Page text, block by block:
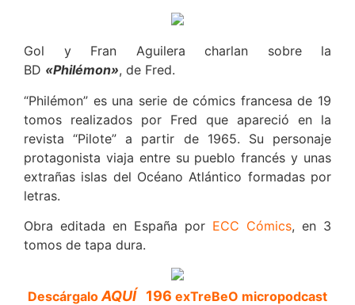
Gol y Fran Aguilera charlan sobre la
BD «Philémon», de Fred.
“Philémon” es una serie de cómics francesa de 19
tomos realizados por Fred que apareció en la
revista “Pilote” a partir de 1965. Su personaje
protagonista viaja entre su pueblo francés y unas
extrañas islas del Océano Atlántico formadas por
letras.
Obra editada en España por ECC Cómics, en 3
tomos de tapa dura.
Descárgalo AQUÍ 196 exTreBeO micropodcast